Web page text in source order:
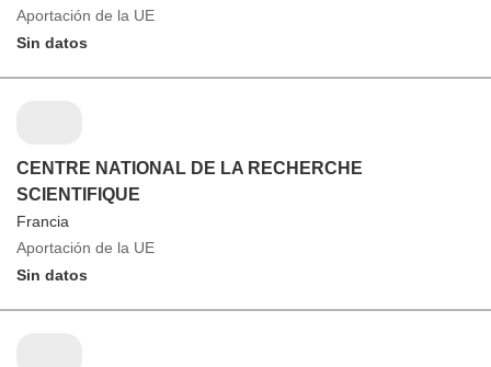
Aportación de la UE
Sin datos
CENTRE NATIONAL DE LA RECHERCHE
SCIENTIFIQUE
Francia
Aportación de la UE
Sin datos